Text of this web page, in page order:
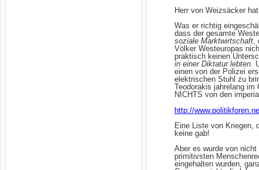
Herr von Weizsäcker
Was er richtig
dass der gesamte
soziale Marktwirtschaft,
Völker Westeuropas
praktisch keinen
in einer Diktatur lebten.
einen von der Polizei
elektrischen Stuhl zu
Teodorakis jahrelang
NICHTS von den
http://
Eine Liste von Kriegen,
keine gab!
Aber es wurde von
primitivsten
eingehalten wurden,